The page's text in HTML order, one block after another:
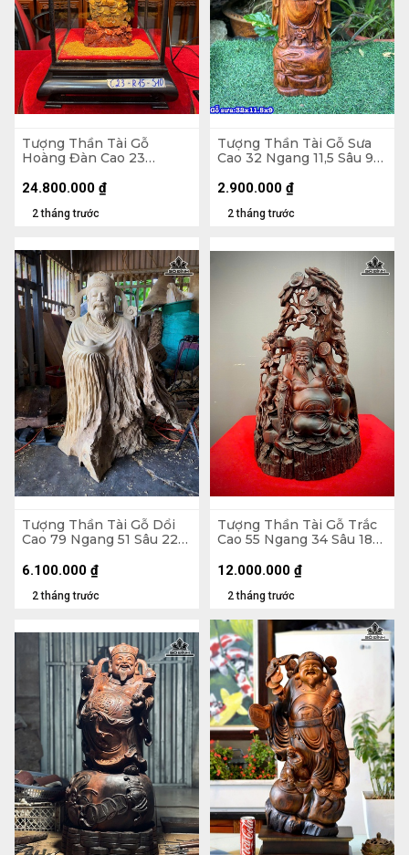
Tượng Thần Tài Gỗ
Hoàng Đàn Cao 23
2 tháng trước
24.800.000 ₫
Tượng Thần Tài Gỗ Sưa
Cao 32 Ngang 11,5 Sâu 9
2 tháng trước
2.900.000 ₫
Tượng Thần Tài Gỗ Dổi
Cao 79 Ngang 51 Sâu 22
2 tháng trước
6.100.000 ₫
Tượng Thần Tài Gỗ Trắc
Cao 55 Ngang 34 Sâu 18
2 tháng trước
12.000.000 ₫